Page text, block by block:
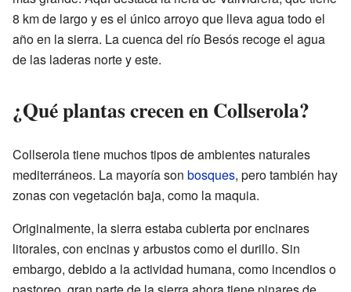
8 km de largo y es el único arroyo que lleva agua todo el
año en la sierra. La cuenca del río Besós recoge el agua
de las laderas norte y este.
¿Qué plantas crecen en Collserola?
Collserola tiene muchos tipos de ambientes naturales
mediterráneos. La mayoría son bosques, pero también hay
zonas con vegetación baja, como la maquia.
Originalmente, la sierra estaba cubierta por encinares
litorales, con encinas y arbustos como el durillo. Sin
embargo, debido a la actividad humana, como incendios o